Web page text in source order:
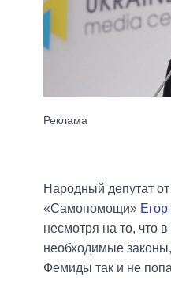
Народный депутат
«Самопомощи»
несмотря на то, что
необходимые
Фемиды так и не